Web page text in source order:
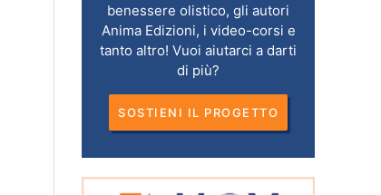
benessere olistico, gli autori
Anima Edizioni, i video-corsi e
tanto altro! Vuoi aiutarci a darti
di più?
SOSTIENI IL PROGETTO